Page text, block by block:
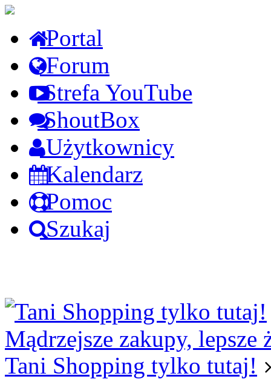
Portal
Forum
Strefa YouTube
ShoutBox
Użytkownicy
Kalendarz
Pomoc
Szukaj
Mądrzejsze zakupy, lepsze
Tani Shopping tylko tutaj!